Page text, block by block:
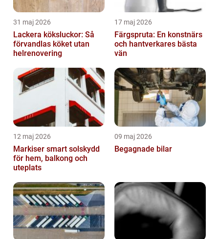
31 maj 2026
Lackera köksluckor: Så
förvandlas köket utan
helrenovering
17 maj 2026
Färgspruta: En konstnärs
och hantverkares bästa
vän
12 maj 2026
Markiser smart solskydd
för hem, balkong och
uteplats
09 maj 2026
Begagnade bilar